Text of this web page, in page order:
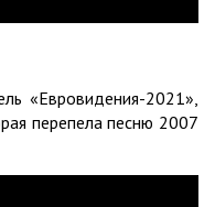
«Евровидения-2021»,
перепела песню 2007